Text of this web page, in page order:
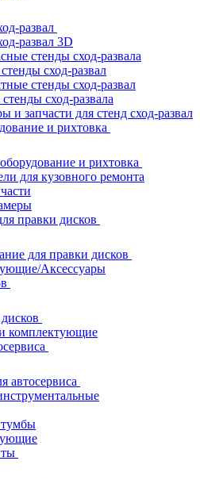
развал
развал 3D
стенды сход-развала
сход-развал
стенды сход-развал
сход-развала
и запчасти для стенд сход-развал
и рихтовка
и рихтовка
для кузовного ремонта
правки дисков
для правки дисков
Аксессуары
комплектующие
автосервиса